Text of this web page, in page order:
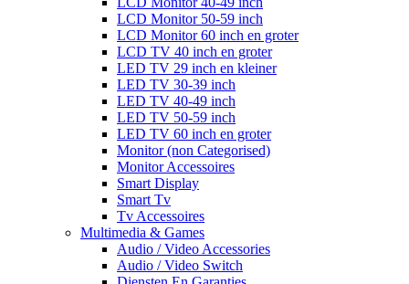
LCD Monitor 50-59 inch
LCD Monitor 60 inch en groter
LCD TV 40 inch en groter
LED TV 29 inch en kleiner
LED TV 30-39 inch
LED TV 40-49 inch
LED TV 50-59 inch
LED TV 60 inch en groter
Monitor (non Categorised)
Monitor Accessoires
Smart Display
Smart Tv
Tv Accessoires
Multimedia & Games
Audio / Video Accessories
Audio / Video Switch